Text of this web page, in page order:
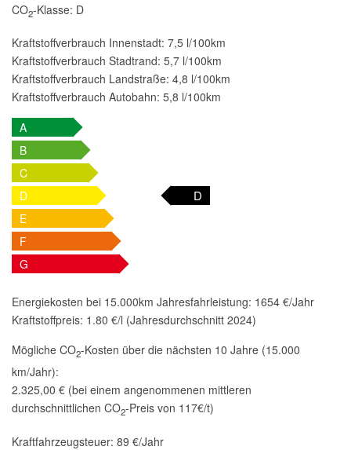
CO2-Klasse: D
Kraftstoffverbrauch Innenstadt: 7,5 l/100km
Kraftstoffverbrauch Stadtrand: 5,7 l/100km
Kraftstoffverbrauch Landstraße: 4,8 l/100km
Kraftstoffverbrauch Autobahn: 5,8 l/100km
A
B
C
D
D
E
F
G
Energiekosten bei 15.000km Jahresfahrleistung: 1654 €/Jahr
Kraftstoffpreis: 1.80 €/l (Jahresdurchschnitt 2024)
Mögliche CO2-Kosten über die nächsten 10 Jahre (15.000
km/Jahr):
2.325,00 € (bei einem angenommenen mittleren
durchschnittlichen CO2-Preis von 117€/t)
Kraftfahrzeugsteuer: 89 €/Jahr